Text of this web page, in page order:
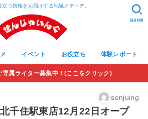
立つ情報をお届けする地域メディア。
イベント お役立ち 体験レポート
SEARCH
専属ライター募集中！(ここをクリック)
senjuing
千住駅東店12月22日オープ